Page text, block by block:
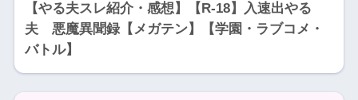
【やる夫スレ紹介・感想】【R-18】入速出やる
夫 悪魔異聞録【メガテン】【学園・ラブコメ・
バトル】